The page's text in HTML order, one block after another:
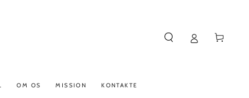
OM OS MISSION KONTAKTE
Vogn